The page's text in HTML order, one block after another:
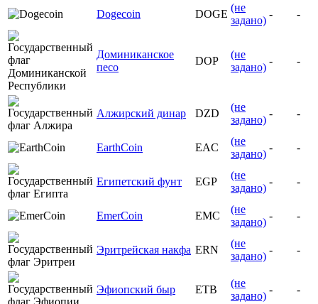
Dogecoin DOGE
(не
задано)
- -
Доминиканское
песо
DOP
(не
задано)
- -
Алжирский динар DZD
(не
задано)
- -
EarthCoin EAC
(не
задано)
- -
Египетский фунт EGP
(не
задано)
- -
EmerCoin EMC
(не
задано)
- -
Эритрейская накфа ERN
(не
задано)
- -
Эфиопский быр ETB
(не
задано)
- -